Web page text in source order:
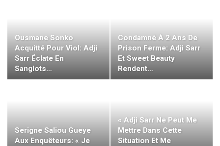
Ousmane Sonko
Acquitté Pour Viol: Adji
Sarr Éclate En
Sanglots…
Condamné À 2 Ans De
Prison Ferme: Adji Sarr
Et Sweet Beauty
Rendent…
Serigne Saliou Gueye
Aux Enquêteurs: « Je
« Adji Sarr Ne Peut Me
Mettre Dans Cette
Situation Et Me